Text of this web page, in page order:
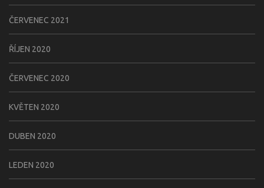
ČERVENEC 2021
ŘÍJEN 2020
ČERVENEC 2020
KVĚTEN 2020
DUBEN 2020
LEDEN 2020